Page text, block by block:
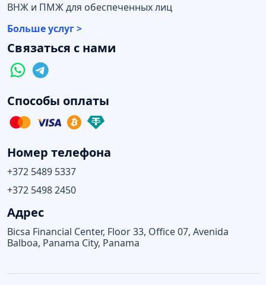
ВНЖ и ПМЖ для обеспеченных лиц
Больше услуг >
Связаться с нами
Способы оплаты
Номер телефона
+372 5489 5337
+372 5498 2450
Адрес
Bicsa Financial Center, Floor 33, Office 07, Avenida
Balboa, Panama City, Panama